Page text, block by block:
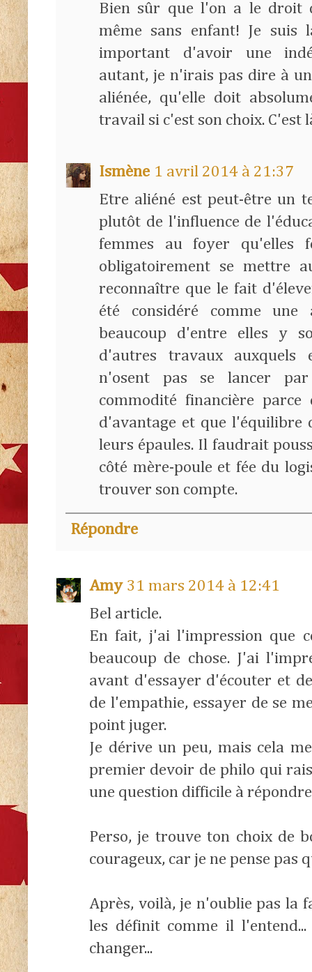
Bien sûr que l'on a le droit
même sans enfant! Je
important d'avoir une
autant, je n'irais pas dire à
aliénée, qu'elle doit
travail si c'est son choix. C'est
Ismène 1 avril 2014 à 21:37
Etre aliéné est peut-être un
plutôt de l'influence de
femmes au foyer qu'elles
obligatoirement se mettre
reconnaître que le fait
été considéré comme
beaucoup d'entre elles y
d'autres travaux auxquels
n'osent pas se lancer
commodité financière
d'avantage et que l'équilibre
leurs épaules. Il faudrait
côté mère-poule et fée du
trouver son compte.
Répondre
Amy 31 mars 2014 à 12:41
Bel article.
En fait, j'ai l'impression que
beaucoup de chose. J'ai
avant d'essayer d'écouter et
de l'empathie, essayer de se
point juger.
Je dérive un peu, mais cela
premier devoir de philo qui
une question difficile à
Perso, je trouve ton choix de
courageux, car je ne pense pas
Après, voilà, je n'oublie pas la
les définit comme il
changer...